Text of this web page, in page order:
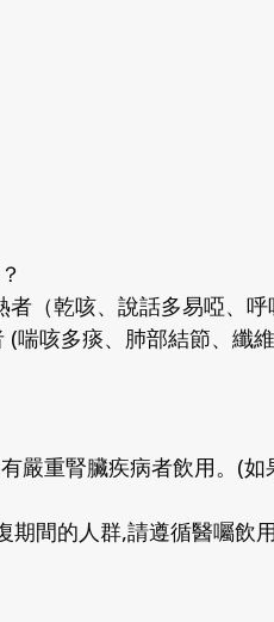
（乾咳、說話多易啞、呼
咳多痰、肺部結節、纖
嚴重腎臟疾病者飲用。(
期間的人群,請遵循醫囑飲